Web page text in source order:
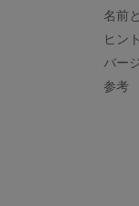
名前
ヒント
バー
参考